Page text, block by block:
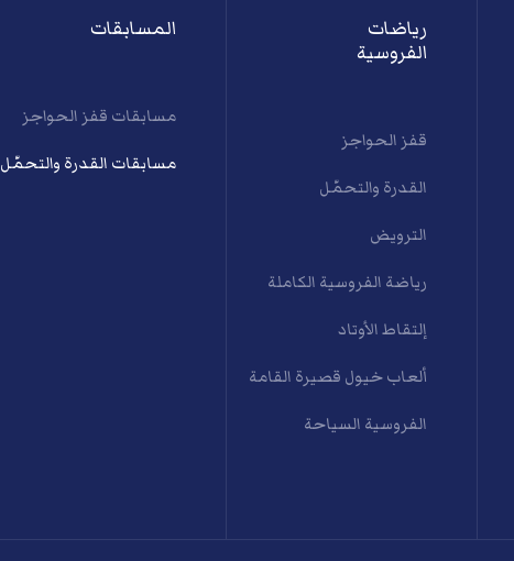
رياضات
الفروسية
قفز الحواجز
القدرة والتحمّل
الترويض
رياضة الفروسية الكاملة
إلتقاط الأوتاد
ألعاب خيول قصيرة القامة
الفروسية السياحة
المسابقات
مسابقات قفز الحواجز
مسابقات القدرة والتحمّل